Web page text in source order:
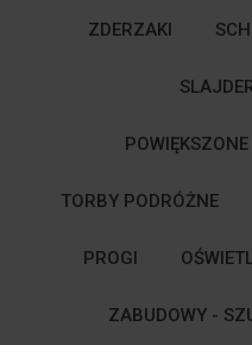
ZDERZAKI
TORBY PODRÓŻNE
PROGI
ZABUDOWY -